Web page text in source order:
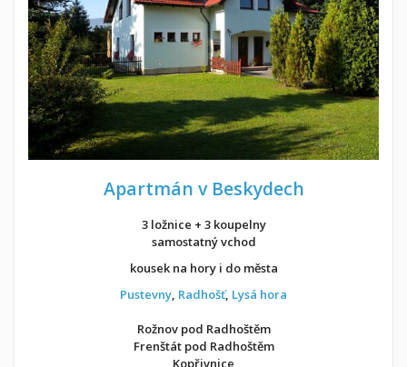
Apartmán v Beskydech
3 ložnice + 3 koupelny
samostatný vchod
kousek na hory i do města
Pustevny, Radhošť, Lysá hora
Rožnov pod Radhoštěm
Frenštát pod Radhoštěm